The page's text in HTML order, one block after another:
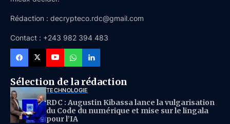
Rédaction : decrypteco.rdc@gmail.com
Contact : +243 982 394 483
Sélection de la rédaction
TECHNOLOGIE
RDC : Augustin Kibassa lance la vulgarisation
du Code du numérique et mise sur le lingala
pour l’IA